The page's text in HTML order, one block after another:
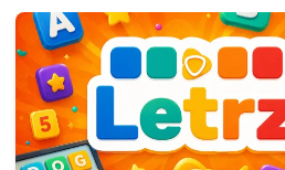
Pixel
Mad